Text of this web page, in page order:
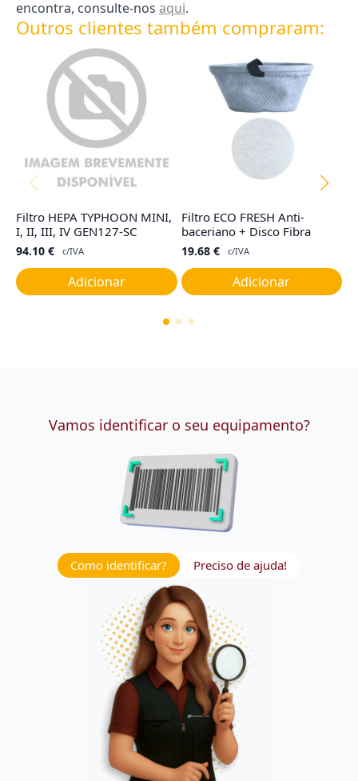
encontra, consulte-nos aqui.
Outros clientes também compraram:
Filtro HEPA TYPHOON MINI,
I, II, III, IV GEN127-SC
94.10 € c/IVA
Adicionar
Filtro ECO FRESH Anti-
baceriano + Disco Fibra
19.68 € c/IVA
Adicionar
Vamos identificar o seu equipamento?
Como identificar? Preciso de ajuda!